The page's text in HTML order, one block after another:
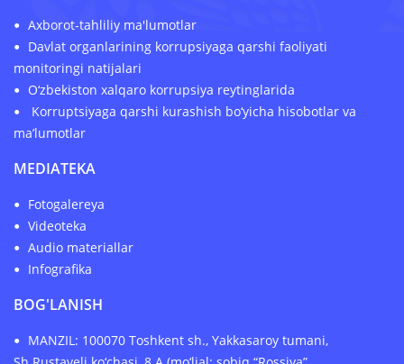
Axborot-tahliliy ma'lumotlar
Davlat organlarining korrupsiyaga qarshi faoliyati
monitoringi natijalari
O‘zbekiston xalqaro korrupsiya reytinglarida
Korruptsiyaga qarshi kurashish bo‘yicha hisobotlar va
ma’lumotlar
MEDIATEKA
Fotogalereya
Videoteka
Audio materiallar
Infografika
BOG'LANISH
MANZIL: 100070 Toshkent sh., Yakkasaroy tumani,